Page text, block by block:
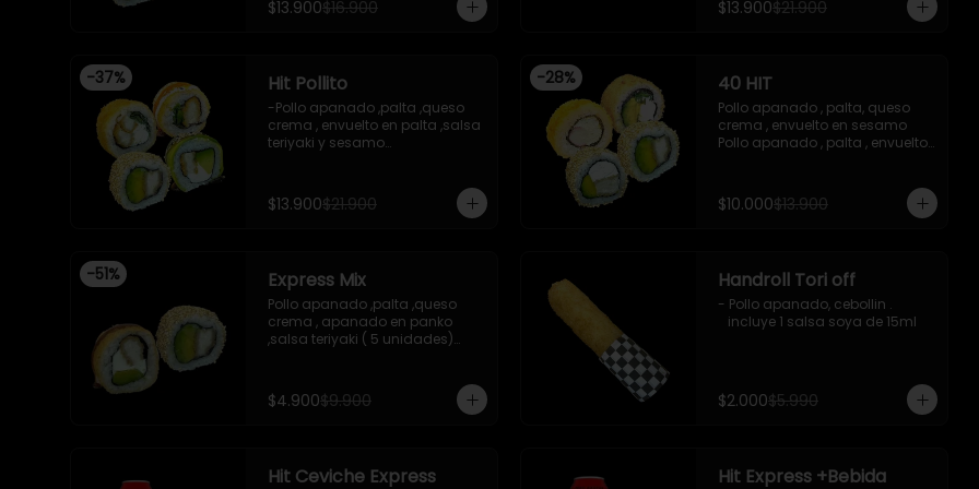
-Imagen referencial
, envuelto en cibulett
-Incluye 2 salsa de soya , 1
salsa teriyaki .
-Imagen referencial .
$13.900$16.900
acevichada ,y chichimi , 10
piezas
$13.900$21.900
-37% Hit Pollito
-Pollo apanado ,palta ,queso
crema , envuelto en palta ,salsa
teriyaki y sesamo
-Pollo apanado , cebollin ,
apanado en panko , salsa
-incluye 2 salsas de soya , 1
salsa teriyaki , 1wasabi , 1
gengibre , 3 palitos .
-Imagen referencial .
$13.900$21.900
-28% 40 HIT
Pollo apanado , palta, queso
crema , envuelto en sesamo
Pollo apanado , palta , envuelto
apanado en panko
Kanikama , queso crema ,
$10.000$13.900
-51% Express Mix
Pollo apanado ,palta ,queso
crema , apanado en panko
,salsa teriyaki ( 5 unidades)
incluye 1 salsa de soya de 15 ml
$4.900$9.900
Handroll Tori off
- Pollo apanado, cebollin .
   incluye 1 salsa soya de 15ml
$2.000$5.990
Hit Ceviche Express
Hit Express +Bebida